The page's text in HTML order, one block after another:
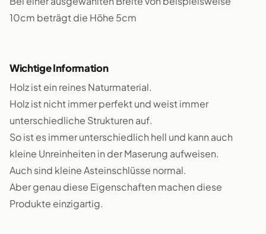
10cm beträgt die Höhe 5cm
Wichtige Information
Holz ist ein reines Naturmaterial.
Holz ist nicht immer perfekt und weist immer
unterschiedliche Strukturen auf.
So ist es immer unterschiedlich hell und kann auch
kleine Unreinheiten in der Maserung aufweisen.
Auch sind kleine Asteinschlüsse normal.
Aber genau diese Eigenschaften machen diese
Produkte einzigartig.